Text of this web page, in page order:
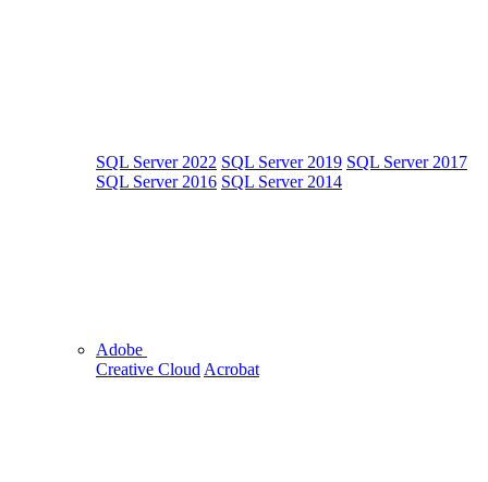
SQL Server 2022 SQL Server 2019 SQL Server 2017
SQL Server 2016 SQL Server 2014
Adobe
Creative Cloud Acrobat